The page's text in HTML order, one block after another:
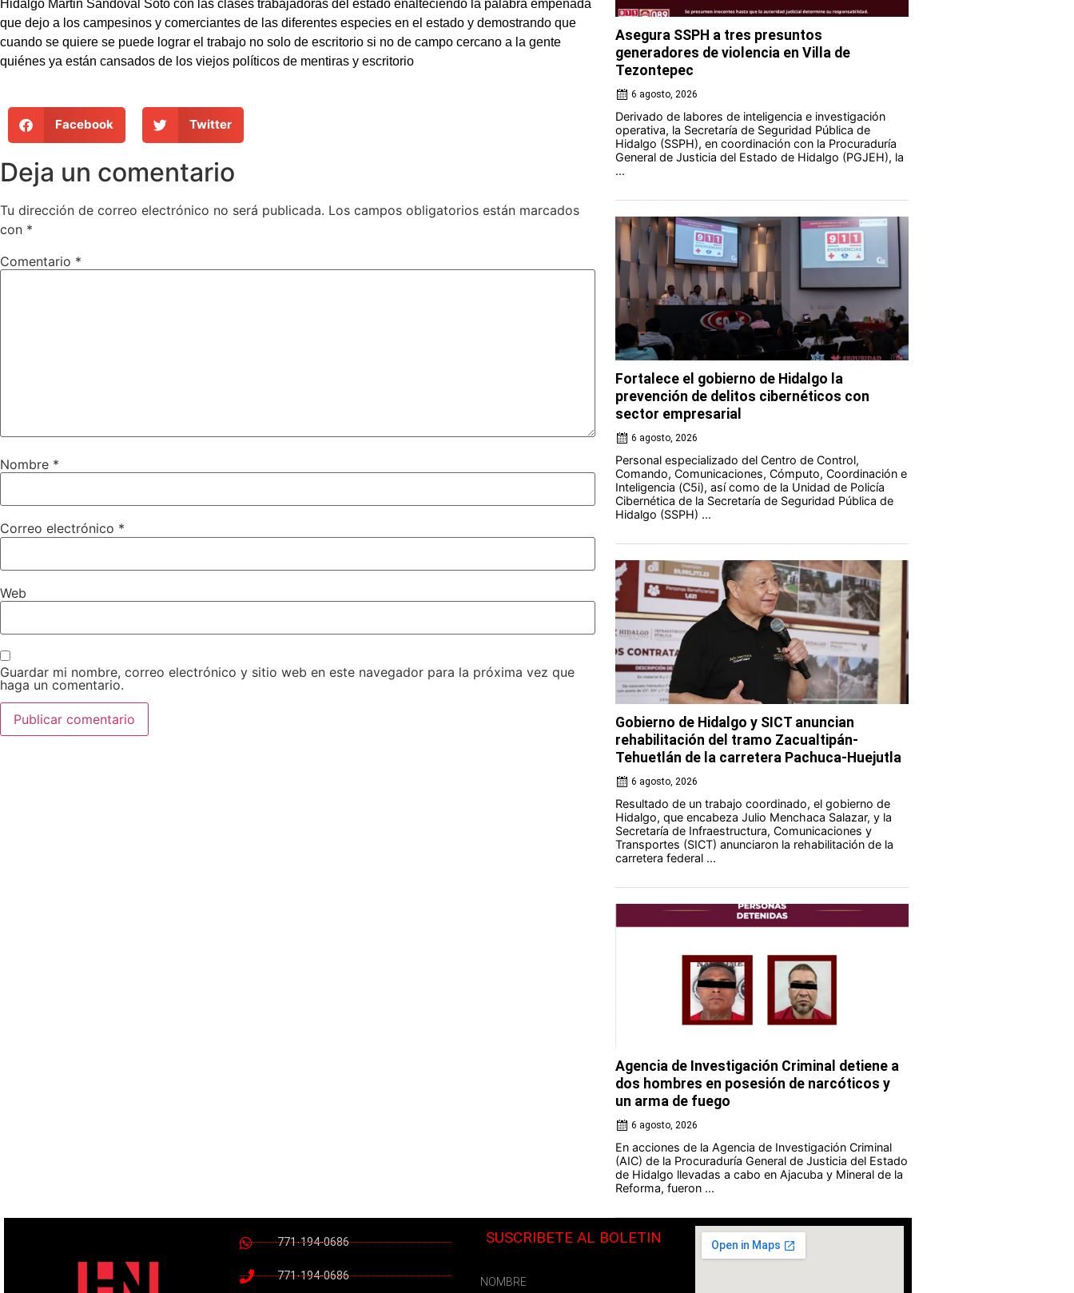
Hidalgo Martin Sandoval Soto con las clases trabajadoras del estado enalteciendo la palabra empeñada
que dejo a los campesinos y comerciantes de las diferentes especies en el estado y demostrando que
cuando se quiere se puede lograr el trabajo no solo de escritorio si no de campo cercano a la gente
quiénes ya están cansados de los viejos políticos de mentiras y escritorio
Facebook Twitter
Deja un comentario
Tu dirección de correo electrónico no será publicada. Los campos obligatorios están marcados
con *
Comentario *
Nombre *
Correo electrónico *
Web
Guardar mi nombre, correo electrónico y sitio web en este navegador para la próxima vez que
haga un comentario.
Asegura SSPH a tres presuntos
generadores de violencia en Villa de
Tezontepec
6 agosto, 2026
Derivado de labores de inteligencia e investigación
operativa, la Secretaría de Seguridad Pública de
Hidalgo (SSPH), en coordinación con la Procuraduría
General de Justicia del Estado de Hidalgo (PGJEH), la
...
Fortalece el gobierno de Hidalgo la
prevención de delitos cibernéticos con
sector empresarial
6 agosto, 2026
Personal especializado del Centro de Control,
Comando, Comunicaciones, Cómputo, Coordinación e
Inteligencia (C5i), así como de la Unidad de Policía
Cibernética de la Secretaría de Seguridad Pública de
Hidalgo (SSPH) ...
Gobierno de Hidalgo y SICT anuncian
rehabilitación del tramo Zacualtipán-
Tehuetlán de la carretera Pachuca-Huejutla
6 agosto, 2026
Resultado de un trabajo coordinado, el gobierno de
Hidalgo, que encabeza Julio Menchaca Salazar, y la
Secretaría de Infraestructura, Comunicaciones y
Transportes (SICT) anunciaron la rehabilitación de la
carretera federal ...
Agencia de Investigación Criminal detiene a
dos hombres en posesión de narcóticos y
un arma de fuego
6 agosto, 2026
En acciones de la Agencia de Investigación Criminal
(AIC) de la Procuraduría General de Justicia del Estado
de Hidalgo llevadas a cabo en Ajacuba y Mineral de la
Reforma, fueron ...
771-194-0686
771-194-0686
SUSCRIBETE AL BOLETIN